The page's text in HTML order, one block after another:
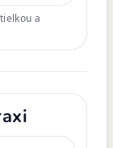
a